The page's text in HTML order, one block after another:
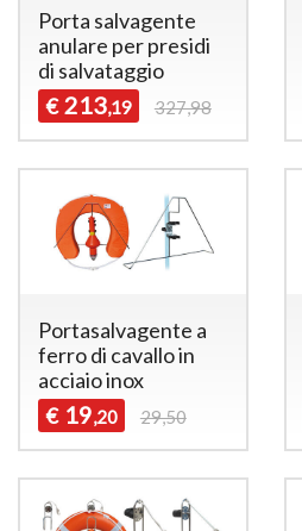
Porta salvagente
anulare per presidi
di salvataggio
€ 213,19 327,98
Portasalvagente a
ferro di cavallo in
acciaio inox
€ 19,20 29,50